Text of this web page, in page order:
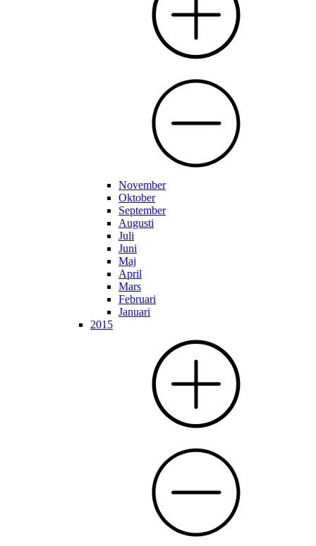
November
Oktober
September
Augusti
Juli
Juni
Maj
April
Mars
Februari
Januari
2015